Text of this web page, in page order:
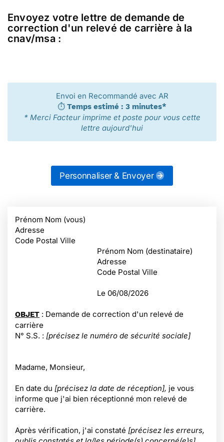
Envoyez votre lettre de demande de
correction d'un relevé de carrière à la
cnav/msa :
Envoi en Recommandé avec AR
⏱️ Temps estimé : 3 minutes*
* Merci Facteur imprime et poste pour vous cette
lettre aujourd'hui
Personnaliser & Envoyer
Prénom Nom (vous)
Adresse
Code Postal Ville
Prénom Nom (destinataire)
Adresse
Code Postal Ville
Le 06/08/2026
OBJET : Demande de correction d'un relevé de
carrière
N° S.S. : [précisez le numéro de sécurité sociale]
Madame, Monsieur,
En date du [précisez la date de réception], je vous
informe que j'ai bien réceptionné mon relevé de
carrière.
Après vérification, j'ai constaté [précisez les erreurs,